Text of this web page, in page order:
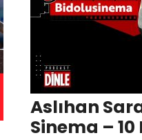
Aslıhan
Sinema –